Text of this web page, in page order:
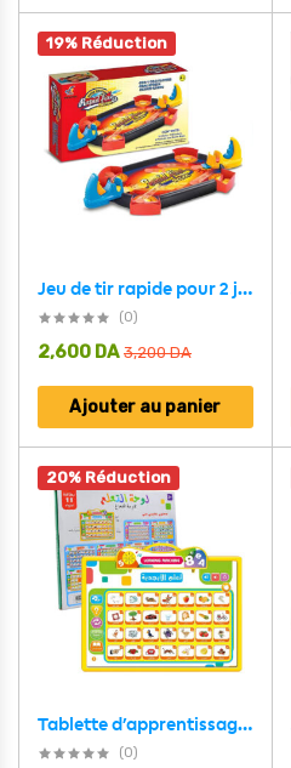
19% Réduction
Jeu de tir rapide pour 2 joueurs amusant et compétitif – لعبة تسديد القريصات
(0)
3,200DA
2,600 DA
Ajouter au panier
20% Réduction
Tablette d’apprentissage Bilingue Arabe-anglais pour Enfants – لوحة تعلم الأبجدية باللغة الإنجليزية
(0)